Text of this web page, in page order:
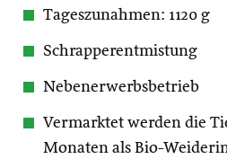
Tageszunahmen: 1120 g
Schrapperentmistung
Nebenerwerbsbetrieb
Vermarktet werden die
Monaten als Bio-